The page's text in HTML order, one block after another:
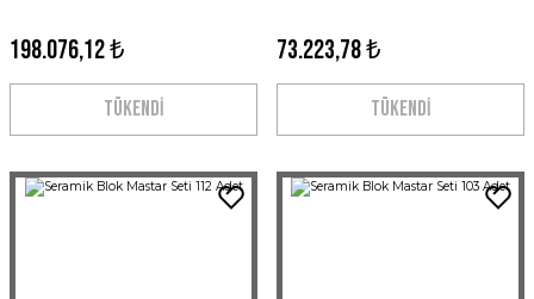
198.076,12 ₺
TÜKENDİ
73.223,78 ₺
TÜKENDİ